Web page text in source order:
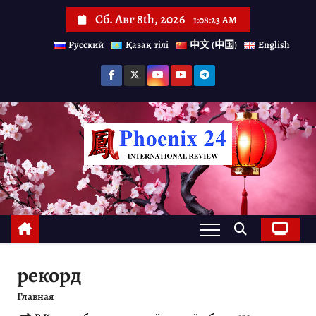
й
т
и
к
с
о
Сб. Авг 8th, 2026
1:08:24 AM
Русский
Қазақ тілі 中文 (中国) English
рекорд
Главная